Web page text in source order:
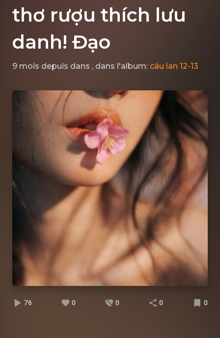
thơ rượu thích lưu
danh! Đạo
9 mois depuis dans , dans l'album: câu lan 12-13
76 0 0 0 0